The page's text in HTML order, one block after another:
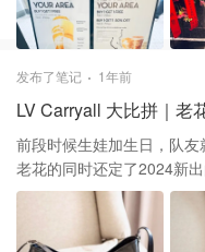
发布了笔记 1年前
LV Carryall 大比拼｜老
前段时候生娃加生日，队
老花的同时还定了2024新
个索性就一起买了😆 正好借这
Carryall ，实物图在这里 贴心礼物｜随性大气的Carryall 整体风格很
靓眼！包包偏硬挺而有型